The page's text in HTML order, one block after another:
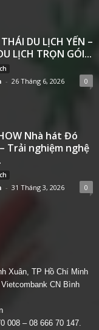
DU LỊCH YẾN –
LỊCH TRỌN GÓI...
- 26 Tháng 6, 2026 0
Nhà hát Đó
Trải nghiệm nghệ
- 31 Tháng 3, 2026 0
Xuân, TP Hồ Chí Minh
CN Bình
008 – 08 666 70 147.